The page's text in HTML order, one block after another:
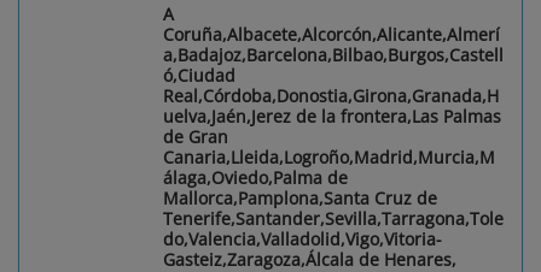
A
Coruña,Albacete,Alcorcón,Alicante,Almerí
a,Badajoz,Barcelona,Bilbao,Burgos,Castell
ó,Ciudad
Real,Córdoba,Donostia,Girona,Granada,H
uelva,Jaén,Jerez de la frontera,Las Palmas
de Gran
Canaria,Lleida,Logroño,Madrid,Murcia,M
álaga,Oviedo,Palma de
Mallorca,Pamplona,Santa Cruz de
Tenerife,Santander,Sevilla,Tarragona,Tole
do,Valencia,Valladolid,Vigo,Vitoria-
Gasteiz,Zaragoza,Álcala de Henares,